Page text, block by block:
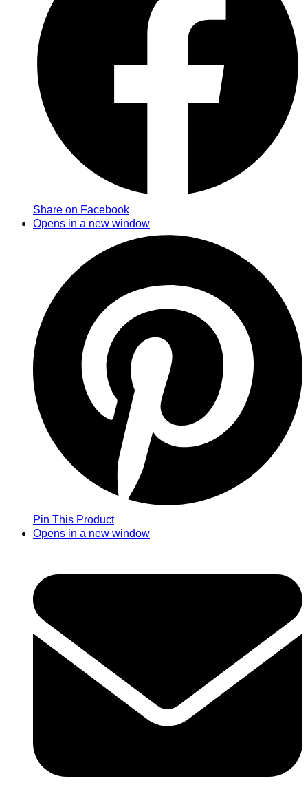
Share on Facebook
Opens in a new window
Pin This Product
Opens in a new window